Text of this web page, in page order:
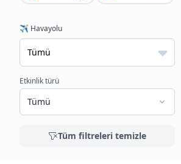
✈️ Havayolu
Etkinlik türü
Tümü
Tüm filtreleri temizle